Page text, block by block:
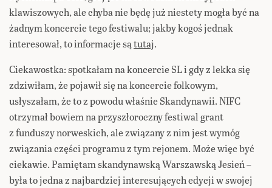
klawiszowych, ale chyba nie będę już niestety mogła być na
żadnym koncercie tego festiwalu; jakby kogoś jednak
interesował, to informacje sątutaj.
Ciekawostka: spotkałam na koncercie SL i gdy z lekka się
zdziwiłam, że pojawił się na koncercie folkowym,
usłyszałam, że to z powodu właśnie Skandynawii. NIFC
otrzymał bowiem na przyszłoroczny festiwal grant
z funduszy norweskich, ale związany z nim jest wymóg
związania części programu z tym rejonem. Może więc być
ciekawie. Pamiętam skandynawską Warszawską Jesień –
była to jedna z najbardziej interesujących edycji w swojej